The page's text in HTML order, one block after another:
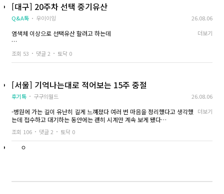
그저 저는 마음을 추스르는 시간이 더 필요하다고 생각하는 편이라
스트레스 받지 않으려고 노력했고 긍정적으로 생각하려고 노력했어요...ㅎㅎ
ㅎ
주변에 알릴수도 없어서 진짜 찐친 한명한테만 털어놨고
너무 우울하지 않으려고 친구랑 시간을 보내니 점점 나아지긴 하더라고요..
그래도 여건이 안 되는데 책임지지 못할 선택을 하는 것보다는
제 마음이 조금 아픈 과정을 겪는 게 더 낫다고 생각하며 지내고 있습니다...!!
그러니 너무 겁 먹지 마셨으면해서 솔직한 이야기를 털어놓아봅니다...!!
아직 정신적으로 회복이 다 된건 아니지만 중절하는 병원 찾아보고 계신 분이
계신다면 제 글이 조금이나마 도움이 되시길 바라면서 씁니다...
[대구] 20주차 선택 중기유산
Q&A톡 우이이잉 26.08.06
염색체 이상으로 선택유산 할려고 하는데
염색체 이상 때문에 선택 중기유산이에요
대구/부산/마산/창원/진해
등등 경남쪽 상관 없어요..
가능한 곳 있나요?
더보기
조회 53 댓글 2 토닥 0
[서울] 기억나는대로 적어보는 15주 중절
후기톡 구구의월드 26.08.06
-병원에 가는 길이 유난히 길게 느껴졌다 여러 번 마음을 정리했다고 생각했
는데 접수하고 대기하는 동안에는 괜히 시계만 계속 보게 됐다
-당일 수술 예약을 잡고 갔다 아침 식사를 하지 않고 갔으며 도착해서 초음파
검사를 한 뒤 원장님 상담을 진행했다
-수술 방법에 대해 이야기 하고 실장님 하고는 금액, 영양제 선택 여부 등에
대해 이야기를 나눴다
맞으면 화장실 가고 싶은 느낌이 들고 아랫배가 뻐근? 불편해지는 느낌이 든
더보기
조회 106 댓글 2 토닥 0